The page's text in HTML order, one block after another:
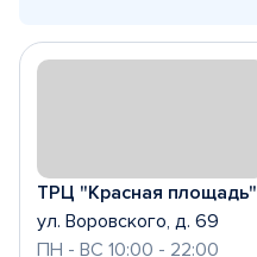
ТРЦ "Красная площадь"
ул. Воровского, д. 69
ПН - ВС 10:00 - 22:00